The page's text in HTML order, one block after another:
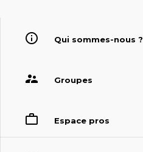
Qui sommes-nous ?
Groupes
Espace pros